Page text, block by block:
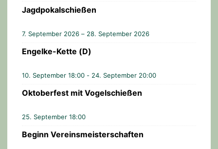
Jagdpokalschießen
7. September 2026 – 28. September 2026
Engelke-Kette (D)
10. September 18:00 - 24. September 20:00
Oktoberfest mit Vogelschießen
25. September 18:00
Beginn Vereinsmeisterschaften